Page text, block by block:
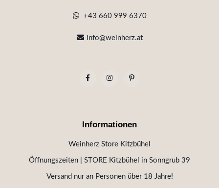
+43 660 999 6370
info@weinherz.at
Informationen
Weinherz Store Kitzbühel
Öffnungszeiten | STORE Kitzbühel in Sonngrub 39
Versand nur an Personen über 18 Jahre!